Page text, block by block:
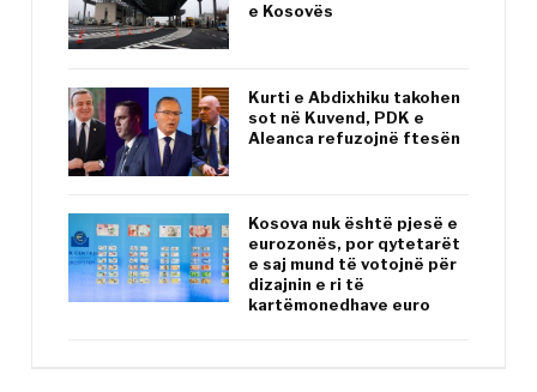
e Kosovës
Kurti e Abdixhiku takohen
sot në Kuvend, PDK e
Aleanca refuzojnë ftesën
Kosova nuk është pjesë e
eurozonës, por qytetarët
e saj mund të votojnë për
dizajnin e ri të
kartëmonedhave euro